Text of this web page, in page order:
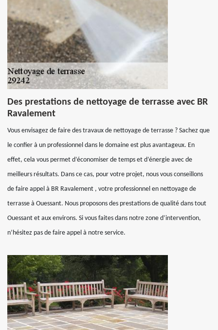
Des prestations de nettoyage de terrasse avec BR
Ravalement
Vous envisagez de faire des travaux de nettoyage de terrasse ? Sachez que
le confier à un professionnel dans le domaine est plus avantageux. En
effet, cela vous permet d’économiser de temps et d’énergie avec de
meilleurs résultats. Dans ce cas, pour votre projet, nous vous conseillons
de faire appel à BR Ravalement , votre professionnel en nettoyage de
terrasse à Ouessant. Nous proposons des prestations de qualité dans tout
Ouessant et aux environs. Si vous faites dans notre zone d’intervention,
n’hésitez pas de faire appel à notre service.